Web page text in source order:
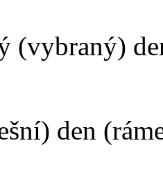
(vybraný)
den